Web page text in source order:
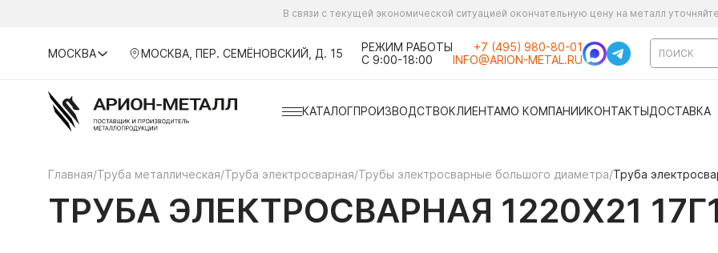
В связи с текущей экономической ситуацией окончательную цену на металл
МОСКВА МОСКВА, ПЕР. СЕМЁНОВСКИЙ, Д. 15
РЕЖИМ РАБОТЫ
С 9:00-18:00
+7 (495) 980-80-01
INFO@ARION-METAL.RU
КАТАЛОГПРОИЗВОДСТВОКЛИЕНТАМО КОМПАНИИКОНТАКТЫДОСТАВКА
Главная/Труба металлическая/Труба электросварная/Трубы электросварные большого диаметра/Труба
ТРУБА ЭЛЕКТРОСВАРНАЯ 1220Х21